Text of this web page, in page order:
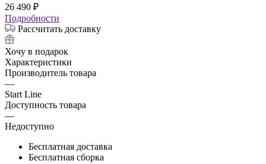
26 490 ₽
Подробности
Рассчитать доставку
Хочу в подарок
Характеристики
Производитель товара
—
Start Line
Доступность товара
—
Недоступно
Бесплатная доставка
Бесплатная сборка